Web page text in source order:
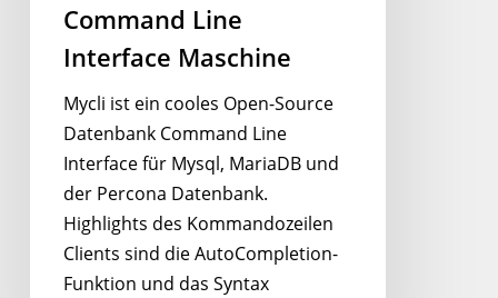
Command Line
Interface Maschine
Mycli ist ein cooles Open-Source
Datenbank Command Line
Interface für Mysql, MariaDB und
der Percona Datenbank.
Highlights des Kommandozeilen
Clients sind die AutoCompletion-
Funktion und das Syntax